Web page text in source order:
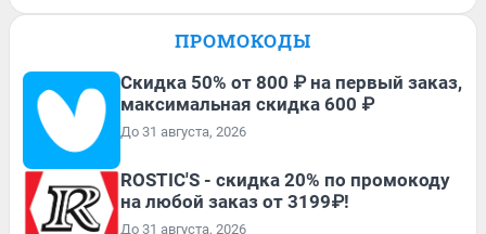
ПРОМОКОДЫ
Скидка 50% от 800 ₽ на первый заказ,
максимальная скидка 600 ₽
До 31 августа, 2026
ROSTIC'S - скидка 20% по промокоду
на любой заказ от 3199₽!
До 31 августа, 2026